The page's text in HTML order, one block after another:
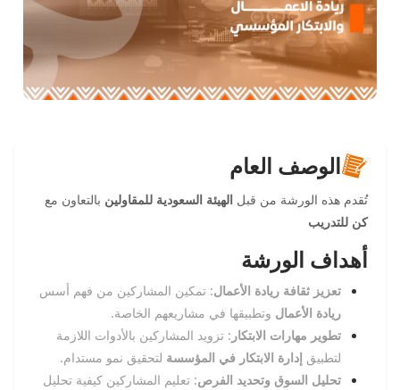
الوصف العام
تُقدم هذه الورشة من قبل الهيئة السعودية للمقاولين بالتعاون مع
كن للتدريب
أهداف الورشة
تعزيز ثقافة ريادة الأعمال: تمكين المشاركين من فهم أسس
ريادة الأعمال وتطبيقها في مشاريعهم الخاصة.
تطوير مهارات الابتكار : تزويد المشاركين بالأدوات اللازمة
لتطبيق إدارة الابتكار في المؤسسة لتحقيق نمو مستدام.
تحليل السوق وتحديد الفرص: تعليم المشاركين كيفية تحليل